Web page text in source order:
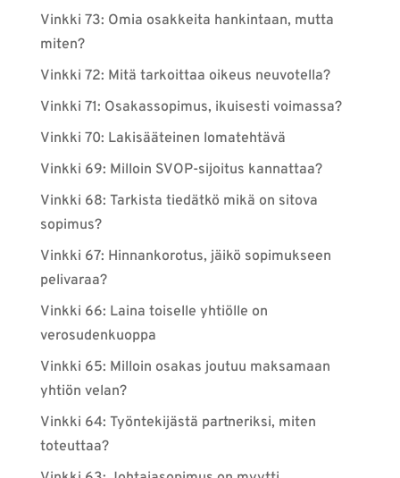
Vinkki 73: Omia osakkeita hankintaan, mutta
miten?
Vinkki 72: Mitä tarkoittaa oikeus neuvotella?
Vinkki 71: Osakassopimus, ikuisesti voimassa?
Vinkki 70: Lakisääteinen lomatehtävä
Vinkki 69: Milloin SVOP-sijoitus kannattaa?
Vinkki 68: Tarkista tiedätkö mikä on sitova
sopimus?
Vinkki 67: Hinnankorotus, jäikö sopimukseen
pelivaraa?
Vinkki 66: Laina toiselle yhtiölle on
verosudenkuoppa
Vinkki 65: Milloin osakas joutuu maksamaan
yhtiön velan?
Vinkki 64: Työntekijästä partneriksi, miten
toteuttaa?